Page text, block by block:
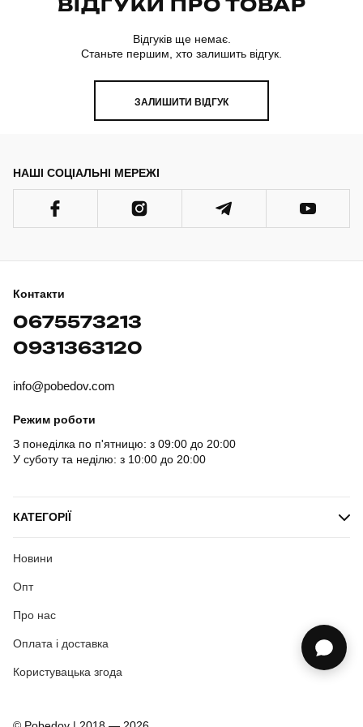
ВІДГУКИ ПРО ТОВАР
Відгуків ще немає.
Станьте першим, хто залишить відгук.
ЗАЛИШИТИ ВІДГУК
НАШІ СОЦІАЛЬНІ МЕРЕЖІ
Контакти
0675573213
0931363120
info@pobedov.com
Режим роботи
З понеділка по п'ятницю: з 09:00 до 20:00
У суботу та неділю: з 10:00 до 20:00
КАТЕГОРІЇ
Новини
Опт
Про нас
Оплата і доставка
Користувацька згода